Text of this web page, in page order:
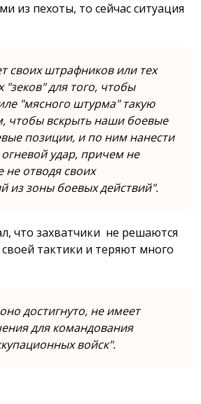
из пехоты, то сейчас ситуация
своих штрафников или тех
для того, чтобы
"мясного штурма" такую
чтобы вскрыть наши боевые
позиции, и по ним нанести
удар, причем не
отводя своих
из зоны боевых действий".
что захватчики не решаются
тактики и теряют много
достигнуто, не имеет
для командования
войск".